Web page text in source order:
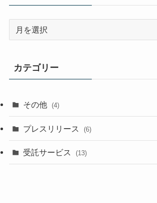
ブ
カテゴリー
その他 (4)
プレスリリース (6)
受託サービス (13)